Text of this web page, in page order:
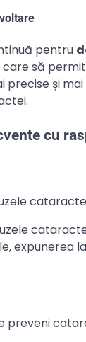
pentru
care să
precise și
cu
expunerea
preveni